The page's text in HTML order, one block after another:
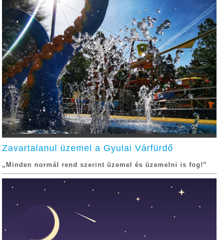
Zavartalanul üzemel a Gyulai Várfürdő
„Minden normál rend szerint üzemel és üzemelni is fog!”